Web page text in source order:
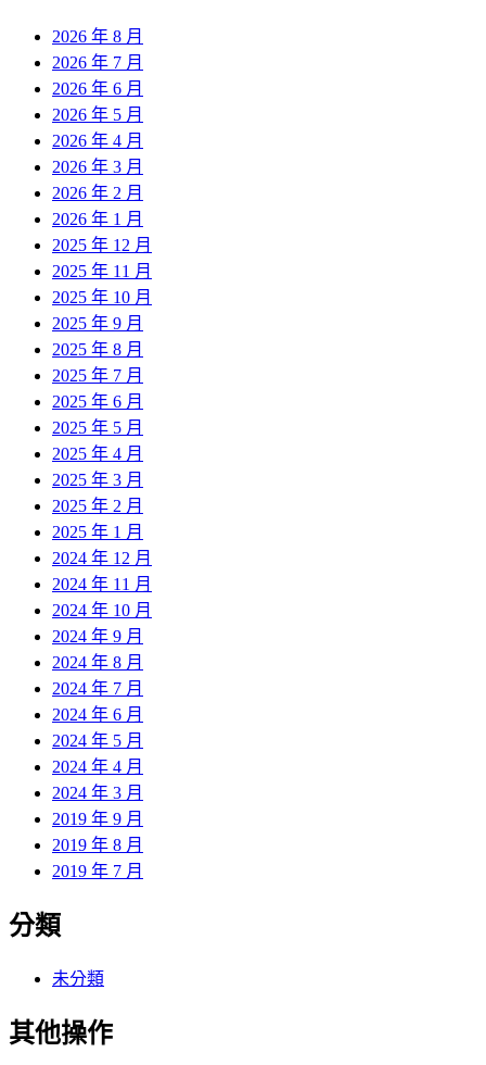
2026 年 8 月
2026 年 7 月
2026 年 6 月
2026 年 5 月
2026 年 4 月
2026 年 3 月
2026 年 2 月
2026 年 1 月
2025 年 12 月
2025 年 11 月
2025 年 10 月
2025 年 9 月
2025 年 8 月
2025 年 7 月
2025 年 6 月
2025 年 5 月
2025 年 4 月
2025 年 3 月
2025 年 2 月
2025 年 1 月
2024 年 12 月
2024 年 11 月
2024 年 10 月
2024 年 9 月
2024 年 8 月
2024 年 7 月
2024 年 6 月
2024 年 5 月
2024 年 4 月
2024 年 3 月
2019 年 9 月
2019 年 8 月
2019 年 7 月
分類
未分類
其他操作